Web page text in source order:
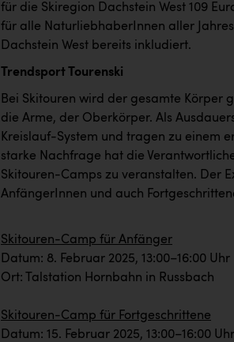
für die Skiregion Dachstein West 109
für alle NaturliebhaberInnen aller
Dachstein West bereits inkludiert.
Trendsport Tourenski
Bei Skitouren wird der gesamte Körper
die Arme, der Oberkörper. Als
Kreislauf-System und tragen zu einem
starke Nachfrage hat die
Skitouren-Camps zu veranstalten. Der
AnfängerInnen und auch
Skitouren-Camp für Anfänger
Datum: 8. Februar 2025, 13:00–16:00 Uhr
Ort: Talstation Hornbahn in Russbach
Skitouren-Camp für Fortgeschrittene
Datum: 15. Februar 2025, 13:00–16:00 Uhr